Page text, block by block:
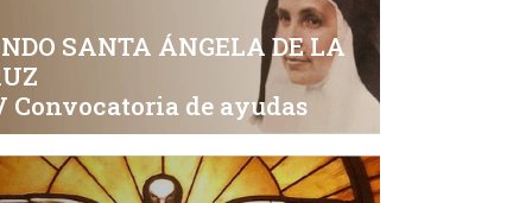
SANTA ÁNGELA DE LA
Convocatoria de ayudas